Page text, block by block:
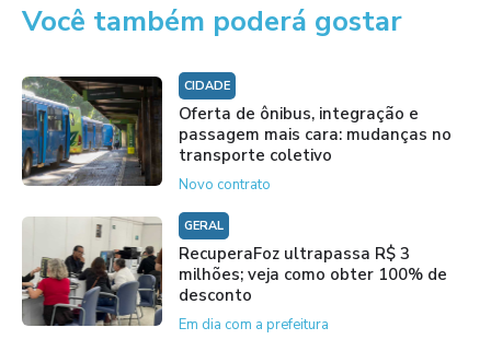
Você também poderá gostar
CIDADE
Oferta de ônibus, integração e
passagem mais cara: mudanças no
transporte coletivo
Novo contrato
GERAL
RecuperaFoz ultrapassa R$ 3
milhões; veja como obter 100% de
desconto
Em dia com a prefeitura